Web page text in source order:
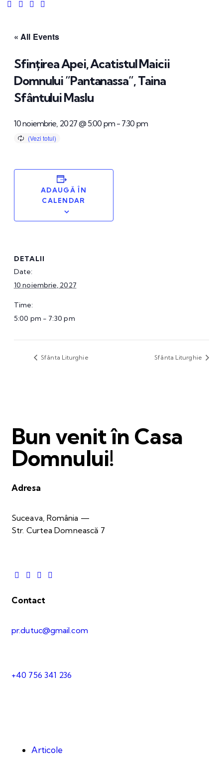
« All Events
Sfințirea Apei, Acatistul Maicii
Domnului ”Pantanassa”, Taina
Sfântului Maslu
10 noiembrie, 2027 @ 5:00 pm- 7:30 pm
ADAUGĂ ÎN
CALENDAR
DETALII
Date:
10 noiembrie, 2027
Time:
5:00 pm - 7:30 pm
Sfânta Liturghie Sfânta Liturghie
Bun venit în Casa
Domnului!
Adresa
Suceava, România —
Str. Curtea Domnească 7
Contact
pr.dutuc@gmail.com
+40 756 341 236
Articole